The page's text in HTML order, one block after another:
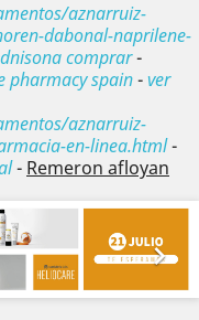
aznarruiz-
dabonal-naprilene-
comprar-
pharmacy spain-ver
aznarruiz-
en-linea.html-
- Remeron afloyan
